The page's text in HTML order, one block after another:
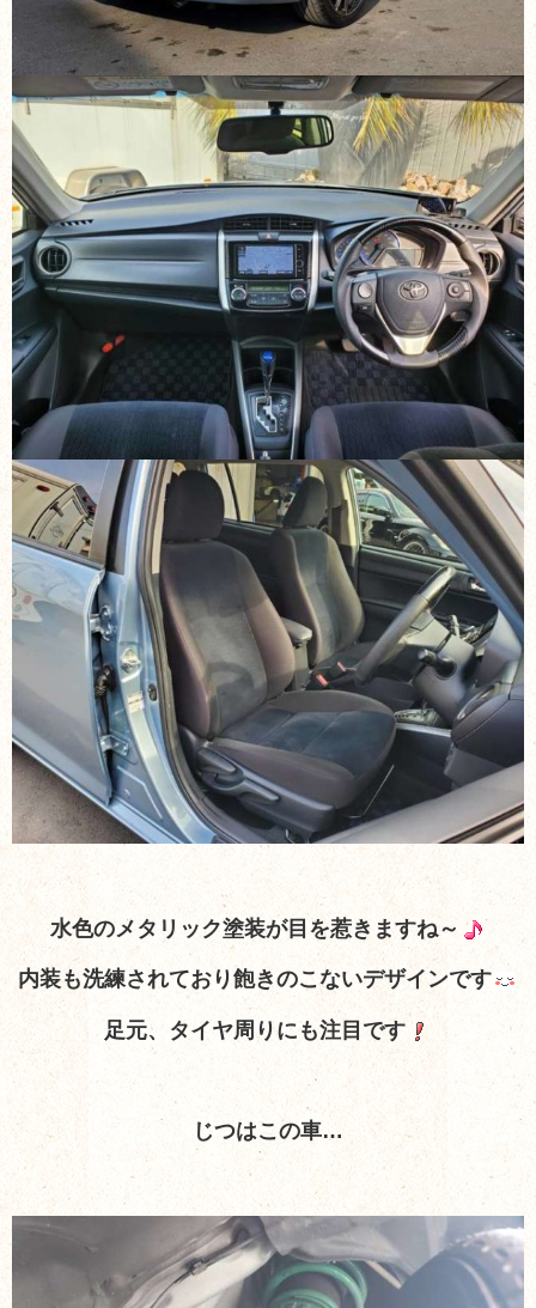
水色のメタリック塗装が目を惹きますね～
内装も洗練されており飽きのこないデザインです
足元、タイヤ周りにも注目です
じつはこの車…